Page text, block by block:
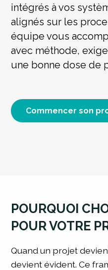
intégrés à vos
alignés sur les
équipe vous
avec méthode,
une bonne dose de
Commencer son
POURQUOI
POUR VOTRE
Quand un projet
devient évident. Ce